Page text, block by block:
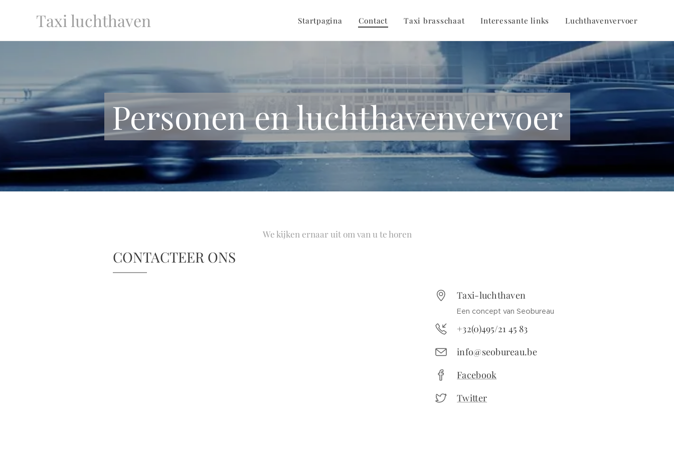
Taxi luchthaven Startpagina Contact Taxi brasschaat Interessante links Luchthavenvervoer
Personen en luchthavenvervoer
We kijken ernaar uit om van u te horen
CONTACTEER ONS
Taxi-luchthaven
Een concept van Seobureau
+32(0)495/21 45 83
info@seobureau.be
Facebook
Twitter